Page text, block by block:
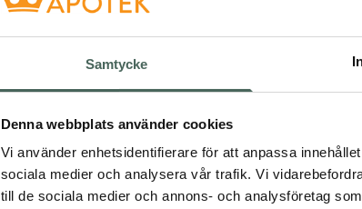
Samtycke
Denna webbplats använder cookies
Vi använder enhetsidentifierare för att anpassa
sociala medier och analysera vår trafik. Vi
till de sociala medier och annons- och analysföretag
tjockare, tätare, fylligare
friskare ut.